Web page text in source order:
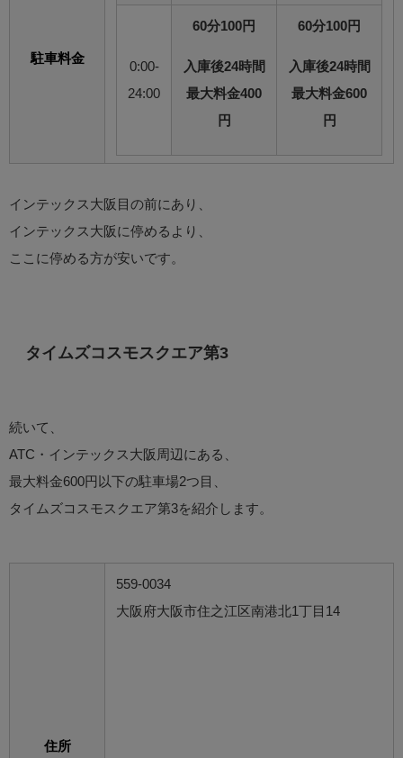
駐車料金
0:00-
24:00
60分100円
入庫後24時間
最大料金400
円
60分100円
入庫後24時間
最大料金600
円
インテックス大阪目の前にあり、
インテックス大阪に停めるより、
ここに停める方が安いです。
タイムズコスモスクエア第3
続いて、
ATC・インテックス大阪周辺にある、
最大料金600円以下の駐車場2つ目、
タイムズコスモスクエア第3を紹介します。
住所
559-0034
大阪府大阪市住之江区南港北1丁目14